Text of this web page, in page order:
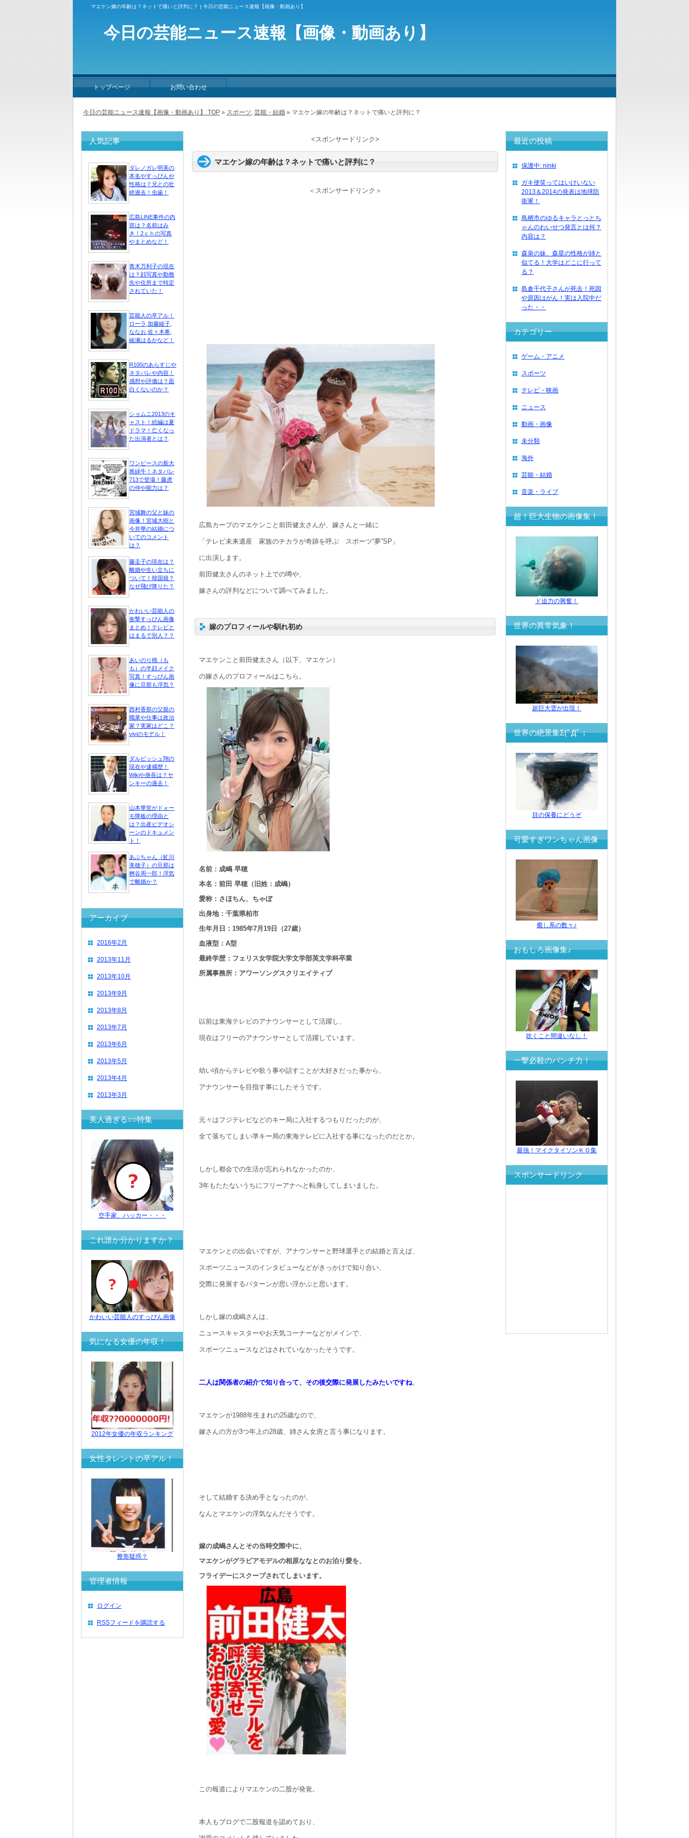
マエケン嫁の年齢は？ネットで痛いと評判に？ | 今日の芸能ニュース速報【画像・動画あり】
<スポンサードリンク>
マエケン嫁の年齢は？ネットで痛いと評判に？
＜スポンサードリンク＞
広島カープのマエケンこと前田健太さんが、嫁さんと一緒に
「テレビ未来遺産 家族のチカラが奇跡を呼ぶ スポーツ“夢”SP」
に出演します。
前田健太さんのネット上での噂や、
嫁さんの評判などについて調べてみました。
嫁のプロフィールや馴れ初め
マエケンこと前田健太さん（以下、マエケン）
の嫁さんのプロフィールはこちら。
名前：成嶋 早穂
本名：前田 早穂（旧姓：成嶋）
愛称：さほちん、ちゃぼ
出身地：千葉県柏市
生年月日：1985年7月19日（27歳）
血液型：A型
最終学歴：フェリス女学院大学文学部英文学科卒業
所属事務所：アワーソングスクリエイティブ
以前は東海テレビのアナウンサーとして活躍し、
現在はフリーのアナウンサーとして活躍しています。
幼い頃からテレビや歌う事や話すことが大好きだった事から、
アナウンサーを目指す事にしたそうです。
元々はフジテレビなどのキー局に入社するつもりだったのが、
全て落ちてしまい準キー局の東海テレビに入社する事になったのだとか。
しかし都会での生活が忘れられなかったのか、
3年もたたないうちにフリーアナへと転身してしまいました。
マエケンとの出会いですが、アナウンサーと野球選手との結婚と言えば、
スポーツニュースのインタビューなどがきっかけで知り合い、
交際に発展するパターンが思い浮かぶと思います。
しかし嫁の成嶋さんは、
ニュースキャスターやお天気コーナーなどがメインで、
スポーツニュースなどはされていなかったそうです。
二人は関係者の紹介で知り合って、その後交際に発展したみたいですね。
マエケンが1988年生まれの25歳なので、
嫁さんの方が3つ年上の28歳、姉さん女房と言う事になります。
そして結婚する決め手となったのが、
なんとマエケンの浮気なんだそうです。
嫁の成嶋さんとその当時交際中に、
マエケンがグラビアモデルの相原ななとのお泊り愛を、
フライデーにスクープされてしまいます。
この報道によりマエケンの二股が発覚。
本人もブログで二股報道を認めており、
人気記事
ダレノガレ明美の
本名やすっぴんや
性格は？兄との壮
絶過去！虫歯！
広島LINE事件の内
容は？名前はみ
き！2ｃｈの写真
やまとめなど！
青木万利子の現在
は？顔写真や勤務
先や住所まで特定
されていた！
芸能人の卒アル！
ローラ,加藤綾子,
ななお,佐々木希,
綾瀬はるかなど！
R100のあらすじや
ネタバレや内容！
感想や評価は？面
白くないのか？
ショムニ2013のキ
ャスト！続編は夏
ドラマ！亡くなっ
た出演者とは？
ワンピースの新大
将緑牛！ネタバレ
713で登場！藤虎
の仲や能力は？
宮城舞の父と妹の
画像！宮城大樹と
今井華の結婚につ
いてのコメント
は？
藤圭子の現在は？
離婚や生い立ちに
ついて！韓国籍？
なぜ飛び降りた？
かわいい芸能人の
衝撃すっぴん画像
まとめ！テレビと
はまるで別人？？
あいのり桃（も
も）の半顔メイク
写真！すっぴん画
像に旦那も浮気？
西村香那の父親の
職業や仕事は政治
家？実家はどこ？
viviのモデル！
ダルビッシュ翔の
現在や逮捕歴！
Wikiや身長は？ヤ
ンキーの過去！
山本華世がドォー
モ降板の理由と
は？出産ビデオシ
ーンのドキュメン
ト！
あぶちゃん（虻川
美穂子）の旦那は
桝谷周一郎！浮気
で離婚か？
アーカイブ
2016年2月
2013年11月
2013年10月
2013年9月
2013年8月
2013年7月
2013年6月
2013年5月
2013年4月
2013年3月
美人過ぎる○○特集
空手家、ハッカー・・・
これ誰か分かりますか？
かわいい芸能人のすっぴん画像
気になる女優の年収！
2012年女優の年収ランキング
女性タレントの卒アル！
整形疑惑？
管理者情報
ログイン
RSSフィードを購読する
最近の投稿
保護中: ninki
ガキ使笑ってはいけいない
2013＆2014の発表は地球防
衛軍！
鳥栖市のゆるキャラとっとち
ゃんのわいせつ発言とは何？
内容は？
森泉の妹、森星の性格が姉と
似てる！大学はどこに行って
る？
島倉千代子さんが死去！死因
や原因はがん！実は入院中だ
った・・
カテゴリー
ゲーム・アニメ
スポーツ
テレビ・映画
ニュース
動画・画像
未分類
海外
芸能・結婚
音楽・ライブ
超！巨大生物の画像集！
ド迫力の興奮！
世界の異常気象！
超巨大雲が出現！
世界の絶景集Σ(ﾟДﾟ；
目の保養にどうぞ
可愛すぎワンちゃん画像
癒し系の数々♪
おもしろ画像集♪
吹くこと間違いなし！
一撃必殺のパンチ力！
最強！マイクタイソンＫＯ集
スポンサードリンク
今日の芸能ニュース速報【画像・動画あり】 TOP » スポーツ, 芸能・結婚 » マエケン嫁の年齢は？ネットで痛いと評判に？
今日の芸能ニュース速報【画像・動画あり】
トップページ お問い合わせ